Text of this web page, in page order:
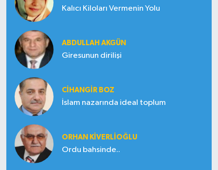
Kalıcı Kiloları Vermenin Yolu
ABDULLAH AKGÜN
Giresunun dirilişi
CIHANGIR BOZ
İslam nazarında ideal toplum
ORHAN KIVERLIOĞLU
Ordu bahsinde..